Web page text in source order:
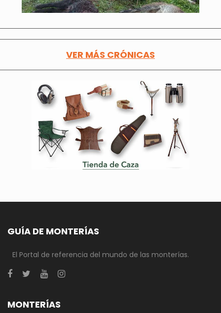
VER MÁS CRÓNICAS
GUÍA DE MONTERÍAS
El Portal de referencia del mundo de las monterías.
MONTERÍAS